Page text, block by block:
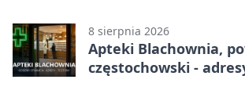
8 sierpnia 2026
Apteki Blachownia,
częstochowski -